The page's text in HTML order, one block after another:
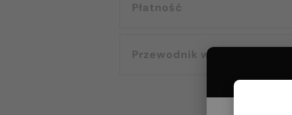
Płatność
Przewodnik wyborczy